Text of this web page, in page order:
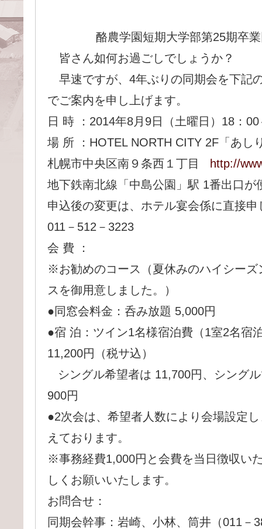
酪農学園短期大学部第25期卒
皆さん如何お過ごしでしょうか？
早速ですが、4年ぶりの同期会を下記
でご案内を申し上げます。
日 時 ：2014年8月9日（土曜日）18：
場 所 ：HOTEL NORTH CITY 2F「あし
札幌市中央区南９条西１丁目
http://
地下鉄南北線「中島公園」駅 1番出口が
申込後の変更は、ホテル宴会係に直接
011－512－3223
会 費 ：
※お勧めのコース（夏休みのハイシーズ
スを御用意しました。）
●同窓会料金：呑み放題 5,000円
●宿 泊：ツイン1名様宿泊費（1室2名宿
11,200円（税サ込）
シングル希望者は 11,700円、シング
900円
●2次会は、希望者人数により会場設定
えております。
※事務経費1,000円と会費を当日徴収い
しくお願いいたします。
お問合せ：
同期会幹事：岩崎、小林、筒井（011－